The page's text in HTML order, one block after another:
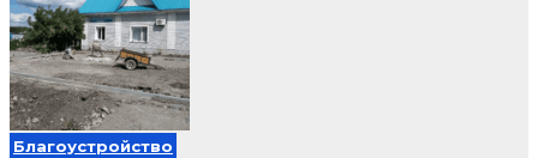
Благоустройство